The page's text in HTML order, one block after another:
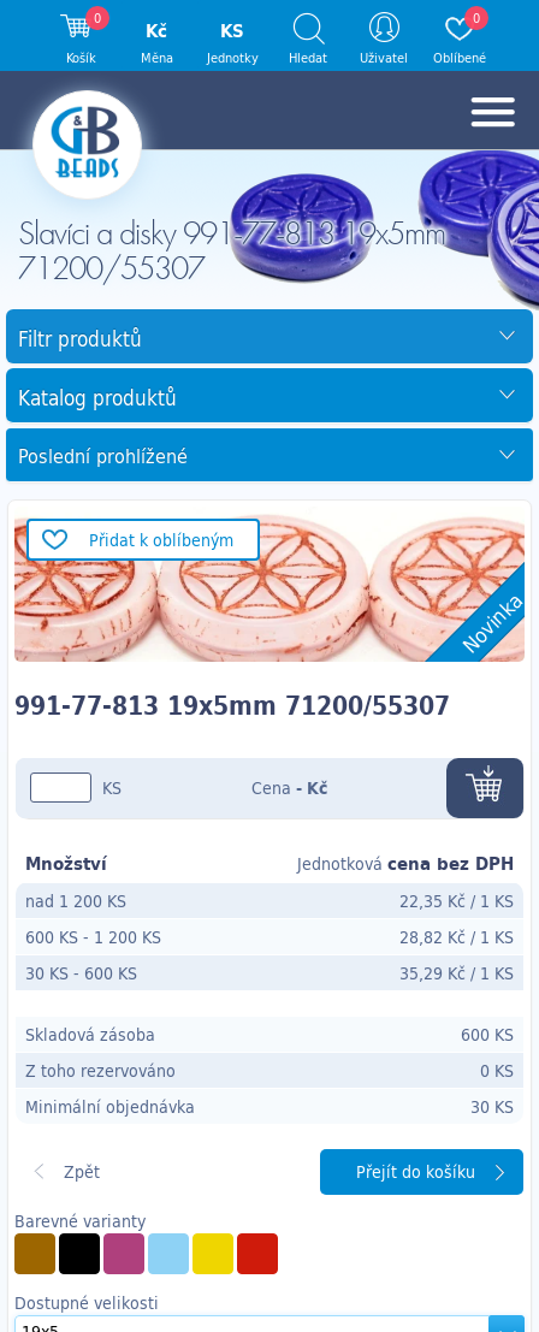
Slavíci a disky 991-77-813 19x5mm
71200/55307
Filtr produktů
Katalog produktů
Poslední prohlížené
Přidat k oblíbeným
Novinka
991-77-813 19x5mm 71200/55307
Barevné varianty
Dostupné velikosti
KS Cena - Kč
Množství Jednotková cena bez DPH
nad 1 200 KS 22,35 Kč / 1 KS
600 KS- 1 200 KS 28,82 Kč / 1 KS
30 KS- 600 KS 35,29 Kč / 1 KS
Skladová zásoba
600 KS
Z toho rezervováno
0 KS
Minimální objednávka
30 KS
Přejít do košíku
0
Košík
Kč
Měna
KS
Jednotky Hledat Uživatel
0
Oblíbené